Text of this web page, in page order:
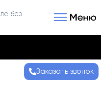
без
Заказать звонок